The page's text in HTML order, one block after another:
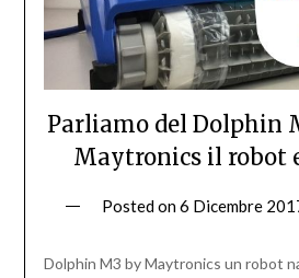
Parliamo del Dolphin
Maytronics il robot
Posted on6 Dicembre
Dolphin M3 by Maytronics un robot